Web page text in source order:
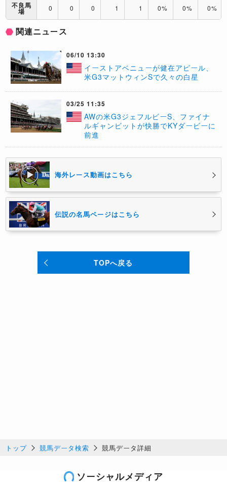
不良馬
場 0 0 0 1 1 0% 0% 0%
関連ニュース
06/10 13:30
イーストアベニューが健在アピール、
米G3マットウィンSで久々の白星
03/25 11:35
AWの米G3ジェフルビーS、ファイナ
ルギャンビットが快勝でKYダービーに
前進
海外レース動画はこちら
伝説の名馬ページはこちら
TOPへ戻る
トップ 競馬データ検索 競馬データ詳細
ソーシャルメディア